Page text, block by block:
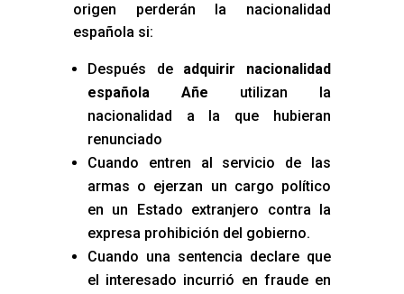
origen perderán la nacionalidad
española si:
Después de adquirir nacionalidad
española Añe utilizan la
nacionalidad a la que hubieran
renunciado
Cuando entren al servicio de las
armas o ejerzan un cargo político
en un Estado extranjero contra la
expresa prohibición del gobierno.
Cuando una sentencia declare que
el interesado incurrió en fraude en